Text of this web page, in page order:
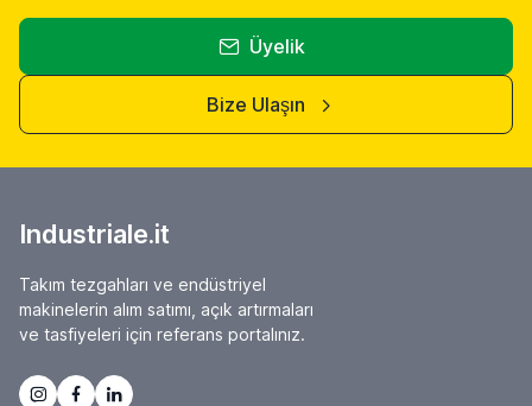
Üyelik
Bize Ulaşın
Industriale.it
Takım tezgahları ve endüstriyel
makinelerin alım satımı, açık artırmaları
ve tasfiyeleri için referans portalınız.